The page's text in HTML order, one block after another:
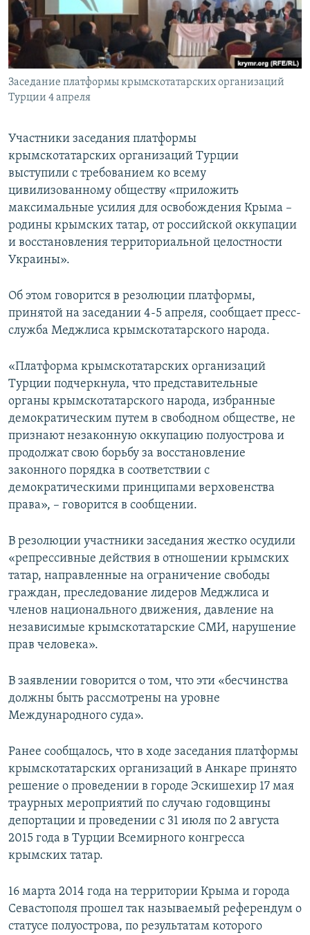
ПОБЕДИТЕЛЕЙ НЕ СУДЯТ?
КРЫМ.НЕПОКОРЕННЫЙ
ELIFBE
УКРАИНСКАЯ ПРОБЛЕМА КРЫМА
ПРИСОЕДИНЯЙТЕСЬ!
Все сайты RFE/RL
Заседание платформы крымскотатарских организаций
Турции 4 апреля
Участники заседания платформы
крымскотатарских организаций Турции
выступили с требованием ко всему
цивилизованному обществу «приложить
максимальные усилия для освобождения Крыма –
родины крымских татар, от российской оккупации
и восстановления территориальной целостности
Украины».
Об этом говорится в резолюции платформы,
принятой на заседании 4-5 апреля, сообщает пресс-
служба Меджлиса крымскотатарского народа.
«Платформа крымскотатарских организаций
Турции подчеркнула, что представительные
органы крымскотатарского народа, избранные
демократическим путем в свободном обществе, не
признают незаконную оккупацию полуострова и
продолжат свою борьбу за восстановление
законного порядка в соответствии с
демократическими принципами верховенства
права», – говорится в сообщении.
В резолюции участники заседания жестко осудили
«репрессивные действия в отношении крымских
татар, направленные на ограничение свободы
граждан, преследование лидеров Меджлиса и
членов национального движения, давление на
независимые крымскотатарские СМИ, нарушение
прав человека».
В заявлении говорится о том, что эти «бесчинства
должны быть рассмотрены на уровне
Международного суда».
Ранее сообщалось, что в ходе заседания платформы
крымскотатарских организаций в Анкаре принято
решение о проведении в городе Эскишехир 17 мая
траурных мероприятий по случаю годовщины
депортации и проведении с 31 июля по 2 августа
2015 года в Турции Всемирного конгресса
крымских татар.
16 марта 2014 года на территории Крыма и города
Севастополя прошел так называемый референдум о
статусе полуострова, по результатам которого